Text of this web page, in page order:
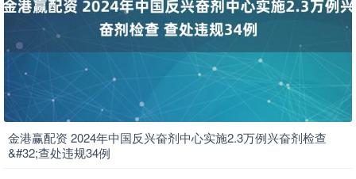
金港赢配资 2024年中国反兴奋剂中心实施2.3万例兴奋剂检查
&#32;查处违规34例